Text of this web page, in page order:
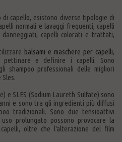
di capello, esistono diverse tipologie di
normali e lavaggi frequenti, capelli
capelli colorati e trattati,
balsami e maschere per capelli,
pettinare e definire i capelli. Sono
shampoo professionali delle migliori
Sles.
e SLES (Sodium Laureth Sulfate) sono
e sono tra gli ingredienti più diffusi
tradizionali. Sono due tensioattivi
prolungato possono provocare la
oltre che l'alterazione del film